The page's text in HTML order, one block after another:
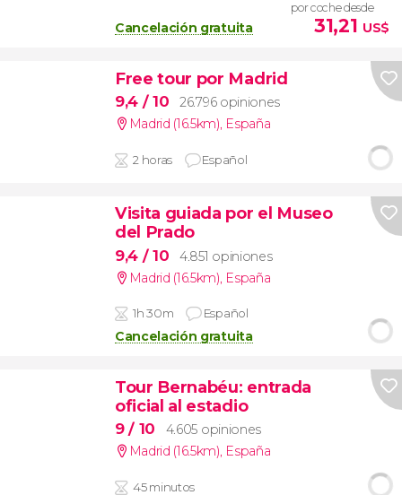
Cancelación gratuita
por coche desde
31,21 US$
Free tour por Madrid
9,4 / 10
26.796 opiniones
Madrid (16.5km), España
2 horas Español
Visita guiada por el Museo
del Prado
9,4 / 10
4.851 opiniones
Madrid (16.5km) España
1h 30m Español
Cancelación gratuita
Tour Bernabéu: entrada
oficial al estadio
9/ 10
4.605 opiniones
Madrid (16.5km), España
45 minutos